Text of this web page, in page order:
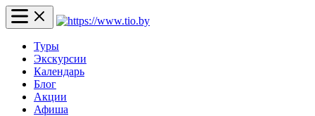
Туры
Экскурсии
Календарь
Блог
Акции
Афиша